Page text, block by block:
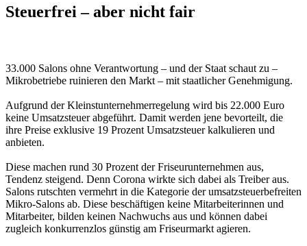
Steuerfrei – aber nicht fair
33.000 Salons ohne Verantwortung – und der Staat schaut zu –
Mikrobetriebe ruinieren den Markt – mit staatlicher Genehmigung.
Aufgrund der Kleinstunternehmerregelung wird bis 22.000 Euro
keine Umsatzsteuer abgeführt. Damit werden jene bevorteilt, die
ihre Preise exklusive 19 Prozent Umsatzsteuer kalkulieren und
anbieten.
Diese machen rund 30 Prozent der Friseurunternehmen aus,
Tendenz steigend. Denn Corona wirkte sich dabei als Treiber aus.
Salons rutschten vermehrt in die Kategorie der umsatzsteuerbefreiten
Mikro-Salons ab. Diese beschäftigen keine Mitarbeiterinnen und
Mitarbeiter, bilden keinen Nachwuchs aus und können dabei
zugleich konkurrenzlos günstig am Friseurmarkt agieren.